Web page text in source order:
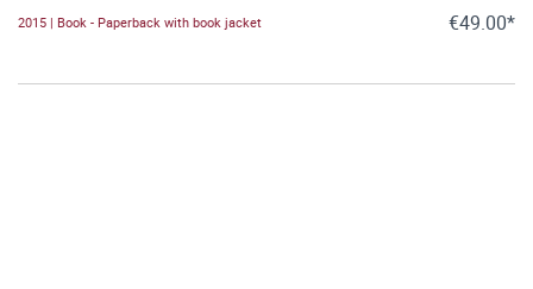
2015 | Book - Paperback with book jacket €49.00*